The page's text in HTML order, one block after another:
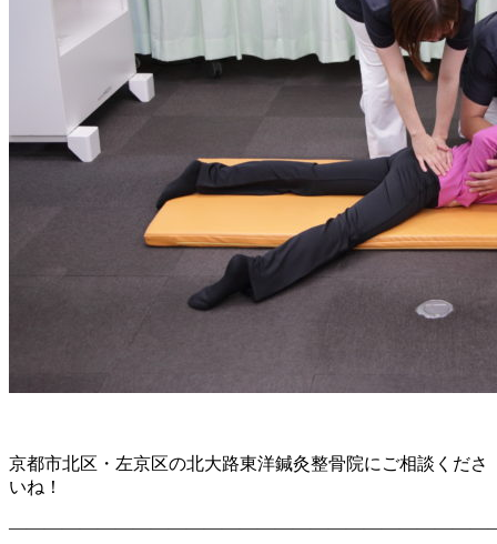
京都市北区・左京区の北大路東洋鍼灸整骨院にご相談くださ
いね！